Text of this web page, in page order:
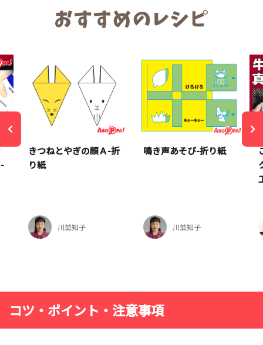
きつねとやぎの顔Ａ-折
り紙
川並知子
鳴き声あそび-折り紙
川並知子
コツ・ポイント・注意事項